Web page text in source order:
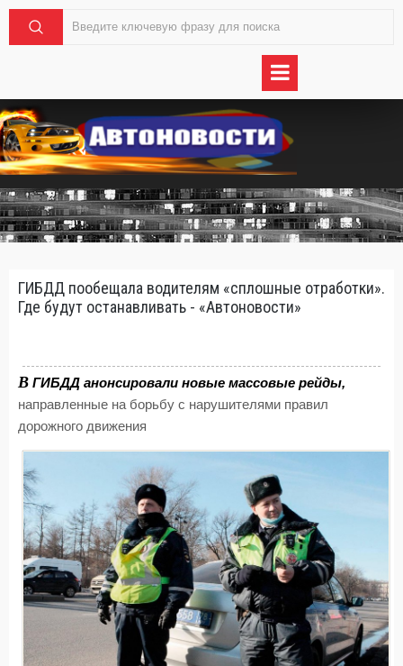
ГИБДД пообещала водителям «сплошные отработки».
Где будут останавливать - «Автоновости»
В ГИБДД анонсировали новые массовые рейды,
направленные на борьбу с нарушителями правил
дорожного движения